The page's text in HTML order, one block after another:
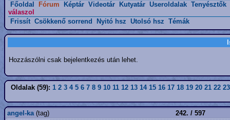
Főoldal Fórum Képtár Videotár Kutyatár Useroldalak Tenyésztők
válaszol
Frissít Csökkenő sorrend Nyitó hsz Utolsó hsz Témák
Hozzászólni csak bejelentkezés után lehet.
Oldalak (59): 1 2 3 4 5 6 7 8 9 10 11 12 13 14 15 16 17 18 19 20 21 22 23
angel-ka(tag)
242. / 597